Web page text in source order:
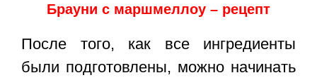
Брауни с маршмеллоу – рецепт
После того, как все ингредиенты
были подготовлены, можно начинать